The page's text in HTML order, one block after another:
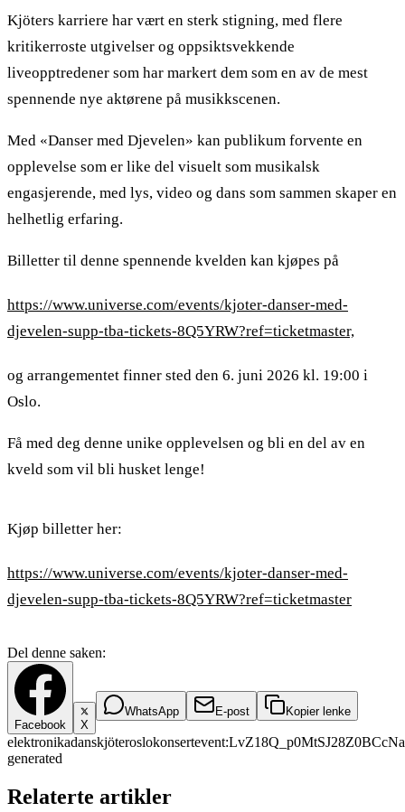
Kjöters karriere har vært en sterk stigning, med flere
kritikerroste utgivelser og oppsiktsvekkende
liveopptredener som har markert dem som en av de mest
spennende nye aktørene på musikkscenen.
Med «Danser med Djevelen» kan publikum forvente en
opplevelse som er like del visuelt som musikalsk
engasjerende, med lys, video og dans som sammen skaper en
helhetlig erfaring.
Billetter til denne spennende kvelden kan kjøpes på
https://www.universe.com/events/kjoter-danser-med-
djevelen-supp-tba-tickets-8Q5YRW?ref=ticketmaster,
og arrangementet finner sted den 6. juni 2026 kl. 19:00 i
Oslo.
Få med deg denne unike opplevelsen og bli en del av en
kveld som vil bli husket lenge!
Kjøp billetter her:
https://www.universe.com/events/kjoter-danser-med-
djevelen-supp-tba-tickets-8Q5YRW?ref=ticketmaster
Del denne saken:
Facebook X
WhatsApp E-post Kopier lenke
elektronikadanskjöteroslokonsertevent:LvZ18Q_p0MtSJ28Z0BCcN
generated
Relaterte artikler